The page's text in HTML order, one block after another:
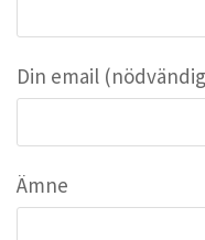
Din email
Ämne